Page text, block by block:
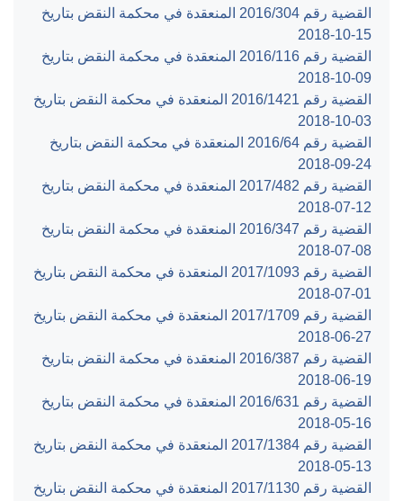
القضية رقم ‎304‏/‎2016‏ المنعقدة في محكمة النقض بتاريخ
‎2018-10-15‏
القضية رقم ‎116‏/‎2016‏ المنعقدة في محكمة النقض بتاريخ
‎2018-10-09‏
القضية رقم ‎1421‏/‎2016‏ المنعقدة في محكمة النقض بتاريخ
‎2018-10-03‏
القضية رقم ‎64‏/‎2016‏ المنعقدة في محكمة النقض بتاريخ
‎2018-09-24‏
القضية رقم ‎482‏/‎2017‏ المنعقدة في محكمة النقض بتاريخ
‎2018-07-12‏
القضية رقم ‎347‏/‎2016‏ المنعقدة في محكمة النقض بتاريخ
‎2018-07-08‏
القضية رقم ‎1093‏/‎2017‏ المنعقدة في محكمة النقض بتاريخ
‎2018-07-01‏
القضية رقم ‎1709‏/‎2017‏ المنعقدة في محكمة النقض بتاريخ
‎2018-06-27‏
القضية رقم ‎387‏/‎2016‏ المنعقدة في محكمة النقض بتاريخ
‎2018-06-19‏
القضية رقم ‎631‏/‎2016‏ المنعقدة في محكمة النقض بتاريخ
‎2018-05-16‏
القضية رقم ‎1384‏/‎2017‏ المنعقدة في محكمة النقض بتاريخ
‎2018-05-13‏
القضية رقم ‎1130‏/‎2017‏ المنعقدة في محكمة النقض بتاريخ